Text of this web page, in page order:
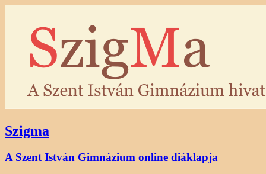
Szigma
A Szent István Gimnázium online diáklapja